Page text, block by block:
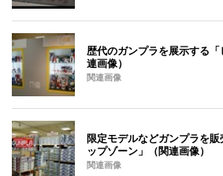
歴代のガンプラを展示する
連画像）
関連画像
限定モデルなどガンプラを
ップゾーン」（関連画像）
関連画像